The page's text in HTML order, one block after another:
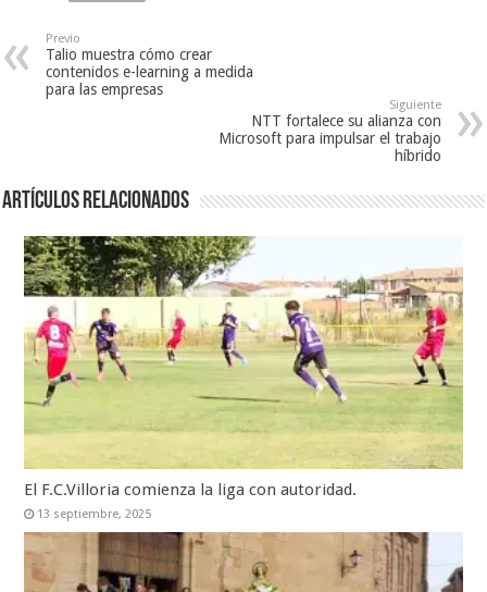
Previo
Talio muestra cómo crear
contenidos e-learning a medida
para las empresas
Siguiente
NTT fortalece su alianza con
Microsoft para impulsar el trabajo
híbrido
Artículos relacionados
El F.C.Villoria comienza la liga con autoridad.
13 septiembre, 2025